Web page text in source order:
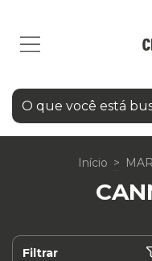
Início >
Filtrar